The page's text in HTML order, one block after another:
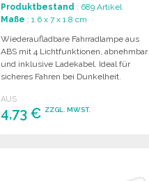
Produktbestand : 689 Artikel
Maße : 1.6 x 7 x 1.8 cm
Wiederaufladbare Fahrradlampe aus
ABS mit 4 Lichtfunktionen, abnehmbar
und inklusive Ladekabel. Ideal für
sicheres Fahren bei Dunkelheit.
AUS
4,73 € ZZGL. MWST.